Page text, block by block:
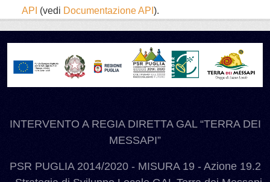
API (vedi Documentazione API ).
INTERVENTO A REGIA DIRETTA GAL “TERRA DEI
MESSAPI”
PSR PUGLIA 2014/2020 - MISURA 19 - Azione 19.2